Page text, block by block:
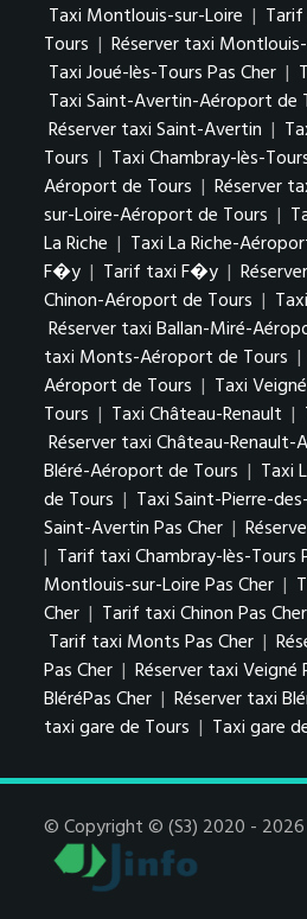
Taxi Montlouis-sur-Loire |
Tours | Réserver taxi
Taxi Joué-lès-Tours Pas Cher |
Taxi Saint-Avertin-Aéroport de
Réserver taxi Saint-Avertin |
Tours | Taxi Chambray-lès-
Aéroport de Tours | Réserver
sur-Loire-Aéroport de Tours |
La Riche | Taxi La Riche-
F�y | Tarif taxi F�y |
Chinon-Aéroport de Tours |
Réserver taxi Ballan-Miré-
taxi Monts-Aéroport de Tours |
Aéroport de Tours | Taxi Veigné
Tours | Taxi Château-Renault |
Réserver taxi Château-
Bléré-Aéroport de Tours | Taxi
de Tours | Taxi Saint-Pierre-
Saint-Avertin Pas Cher |
| Tarif taxi Chambray-lès-Tours
Montlouis-sur-Loire Pas Cher |
Cher | Tarif taxi Chinon Pas Cher
Tarif taxi Monts Pas Cher |
Pas Cher | Réserver taxi Veigné
BléréPas Cher | Réserver taxi
taxi gare de Tours | Taxi gare
© Copyright © (S3) 2020 - 2026